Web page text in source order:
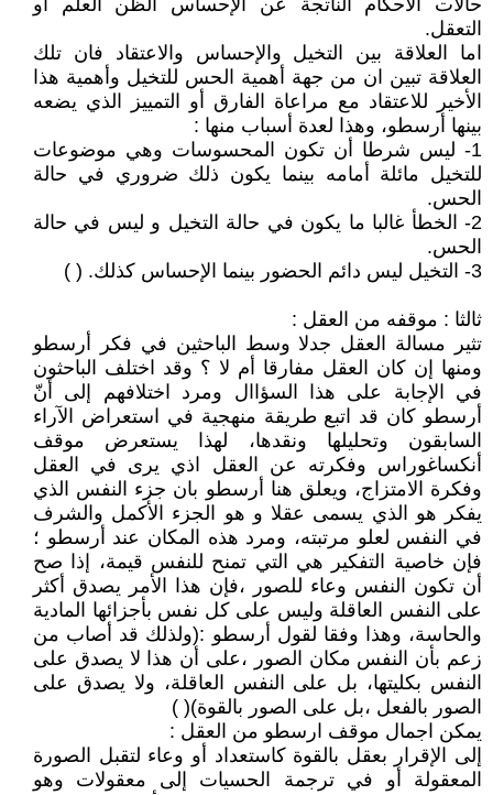
حالات الأحكام الناتجة عن الإحساس الظن العلم أو
التعقل.
اما العلاقة بين التخيل والإحساس والاعتقاد فان تلك
العلاقة تبين ان من جهة أهمية الحس للتخيل وأهمية هذا
الأخير للاعتقاد مع مراعاة الفارق أو التمييز الذي يضعه
بينها أرسطو، وهذا لعدة أسباب منها :
1- ليس شرطا أن تكون المحسوسات وهي موضوعات
للتخيل مائلة أمامه بينما يكون ذلك ضروري في حالة
الحس.
2- الخطأ غالبا ما يكون في حالة التخيل و ليس في حالة
الحس.
3- التخيل ليس دائم الحضور بينما الإحساس كذلك. ( )
ثالثا : موقفه من العقل :
تثير مسالة العقل جدلا وسط الباحثين في فكر أرسطو
ومنها إن كان العقل مفارقا أم لا ؟ وقد اختلف الباحثون
في الإجابة على هذا السؤاال ومرد اختلافهم إلى أنّ
أرسطو كان قد اتبع طريقة منهجية في استعراض الآراء
السابقون وتحليلها ونقدها، لهذا يستعرض موقف
أنكساغوراس وفكرته عن العقل اذي يرى في العقل
وفكرة الامتزاج، ويعلق هنا أرسطو بان جزء النفس الذي
يفكر هو الذي يسمى عقلا و هو الجزء الأكمل والشرف
في النفس لعلو مرتبته، ومرد هذه المكان عند أرسطو ؛
فإن خاصية التفكير هي التي تمنح للنفس قيمة، إذا صح
أن تكون النفس وعاء للصور ،فإن هذا الأمر يصدق أكثر
على النفس العاقلة وليس على كل نفس بأجزائها المادية
والحاسة، وهذا وفقا لقول أرسطو :(ولذلك قد أصاب من
زعم بأن النفس مكان الصور ،على أن هذا لا يصدق على
النفس بكليتها، بل على النفس العاقلة، ولا يصدق على
الصور بالفعل ،بل على الصور بالقوة)( )
يمكن اجمال موقف ارسطو من العقل :
إلى الإقرار بعقل بالقوة كاستعداد أو وعاء لتقبل الصورة
المعقولة أو في ترجمة الحسيات إلى معقولات وهو